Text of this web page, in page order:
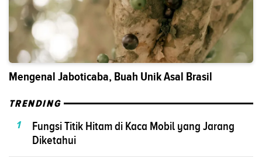
Mengenal Jaboticaba, Buah Unik Asal Brasil
TRENDING
1
Fungsi Titik Hitam di Kaca Mobil yang Jarang
Diketahui